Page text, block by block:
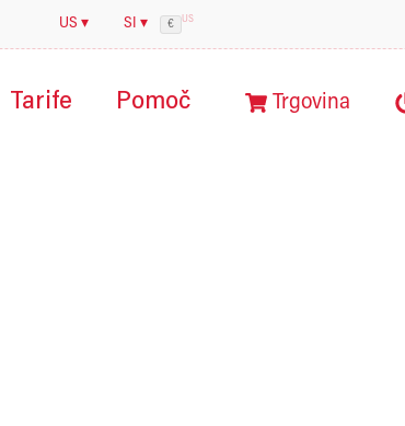
US ▾ SI ▾ € US
Tarife Pomoč Trgovina